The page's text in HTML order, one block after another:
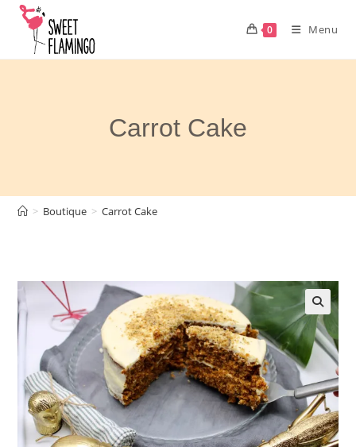
Skip
content
0 Menu
Carrot Cake
> Boutique > Carrot Cake
🔍